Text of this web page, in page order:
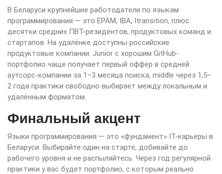
В Беларуси крупнейшие работодатели по языкам
программирования — это EPAM, IBA, Itransition, плюс
десятки средних ПВТ-резидентов, продуктовых команд и
стартапов. На удалёнке доступны российские
продуктовые компании. Junior с хорошим GitHub-
портфолио чаще получает первый оффер в средней
аутсорс-компании за 1–3 месяца поиска, middle через 1,5–
2 года практики свободно выбирает между локальным и
удалённым форматом.
Финальный акцент
Языки программирования — это «фундамент» IT-карьеры в
Беларуси. Выбирайте один на старте, добивайте до
рабочего уровня и не распыляйтесь. Через год регулярной
практики у вас будет портфолио, с которым реально